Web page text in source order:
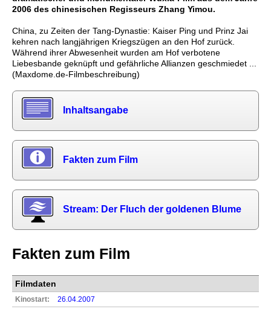
2006 des chinesischen Regisseurs Zhang Yimou.
China, zu Zeiten der Tang-Dynastie: Kaiser Ping und Prinz Jai
kehren nach langjährigen Kriegszügen an den Hof zurück.
Während ihrer Abwesenheit wurden am Hof verbotene
Liebesbande geknüpft und gefährliche Allianzen geschmiedet ...
(Maxdome.de-Filmbeschreibung)
Inhaltsangabe
Fakten zum Film
Stream: Der Fluch der goldenen Blume
Fakten zum Film
Filmdaten
Kinostart:
26.04.2007